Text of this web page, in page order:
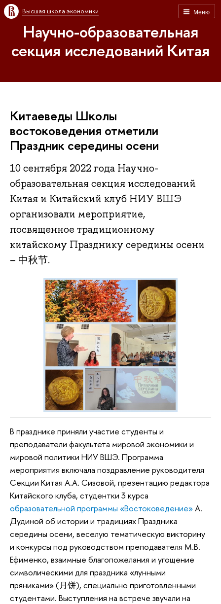
Меню
Высшая школа экономики
Научно-образовательная
секция исследований Китая
Китаеведы Школы
востоковедения отметили
Праздник середины осени
10 сентября 2022 года Научно-
образовательная секция исследований
Китая и Китайский клуб НИУ ВШЭ
организовали мероприятие,
посвященное традиционному
китайскому Празднику середины осени
– 中秋节.
В празднике приняли участие студенты и
преподаватели факультета мировой экономики и
мировой политики НИУ ВШЭ. Программа
мероприятия включала поздравление руководителя
Секции Китая А.А. Сизовой, презентацию редактора
Китайского клуба, студентки 3 курса
образовательной программы «Востоковедение»А.
Дудиной об истории и традициях Праздника
середины осени, веселую тематическую викторину
и конкурсы под руководством преподавателя М.В.
Ефименко, взаимные благопожелания и угощение
символическими для праздника «лунными
пряниками» (月饼), специально приготовленными
студентами. Выступления на встрече звучали на